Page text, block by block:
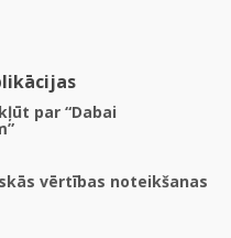
par “Dabai
vērtības noteikšanas